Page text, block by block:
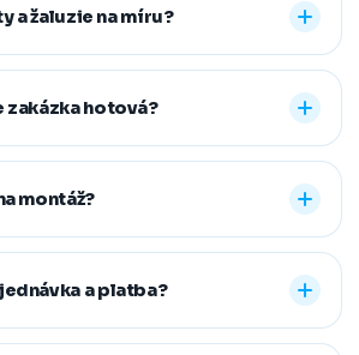
i hliníkové žaluzie a sítě proti
pro běžná, střešní i atypická
a žaluzie na míru?
od zvoleného typu stínění a jeho
oken i vybrané látky či dekoru.
vám připravíme zdarma.
zakázka hotová?
lhůta je 7–14 pracovních dní od
větší zakázky zvládneme během
na termín spěcháte, vždy se snažíme
montáž?
v Moravskoslezském,
kraji, na Vysočině a v Praze. V
dopravu neúčtujeme, vzdálenější
a platba?
napsat nebo vyplnit nezávazný